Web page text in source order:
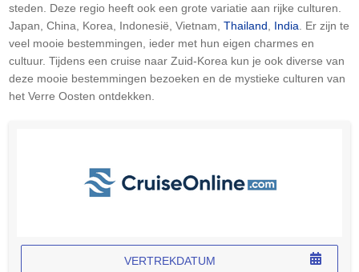
steden. Deze regio heeft ook een grote variatie aan rijke culturen.
Japan, China, Korea, Indonesië, Vietnam, Thailand India . Er zijn te
veel mooie bestemmingen, ieder met hun eigen charmes en
cultuur. Tijdens een cruise naar Zuid-Korea kun je ook diverse van
deze mooie bestemmingen bezoeken en de mystieke culturen van
het Verre Oosten ontdekken.
VERTREKDATUM